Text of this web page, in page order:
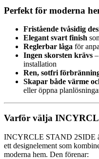
Perfekt för moderna
Fristående tvåsidig
Elegant svart finish
Reglerbar låga för
Ingen skorsten krävs
installation
Ren, sotfri
Skapar både värme
eller öppna
Varför välja
INCYRCLE STAND 2SIDE
ett designelement som
moderna hem. Den förenar: